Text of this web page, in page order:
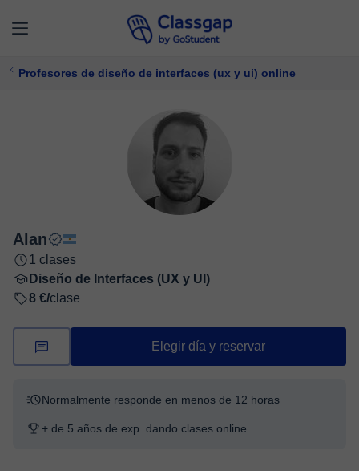
Profesores de diseño de interfaces (ux y ui) online
Alan
1 clases
Diseño de Interfaces (UX y UI)
8 €/clase
Elegir día y reservar
Normalmente responde en menos de 12 horas
+ de 5 años de exp. dando clases online